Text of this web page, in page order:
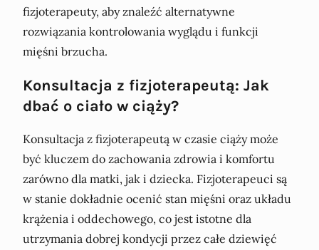
fizjoterapeuty, aby znaleźć alternatywne
rozwiązania kontrolowania wyglądu i funkcji
mięśni brzucha.
Konsultacja z fizjoterapeutą: Jak
dbać o ciało w ciąży?
Konsultacja z fizjoterapeutą w czasie ciąży może
być kluczem do zachowania zdrowia i komfortu
zarówno dla matki, jak i dziecka. Fizjoterapeuci są
w stanie dokładnie ocenić stan mięśni oraz układu
krążenia i oddechowego, co jest istotne dla
utrzymania dobrej kondycji przez całe dziewięć